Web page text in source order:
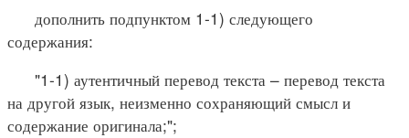
дополнить подпунктом 1-1) следующего
содержания:
"1-1) аутентичный перевод текста – перевод текста
на другой язык, неизменно сохраняющий смысл и
содержание оригинала;";